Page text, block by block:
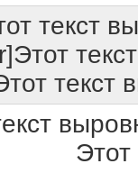
текст
текст
Этот